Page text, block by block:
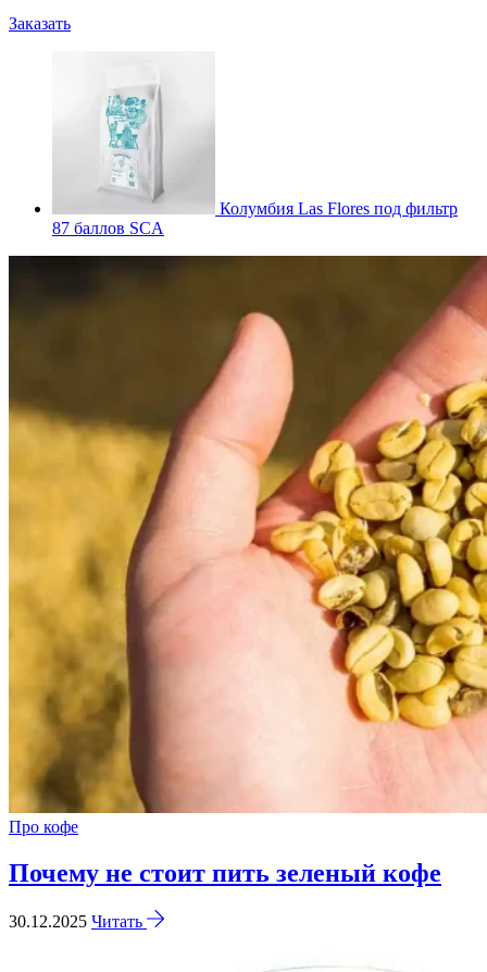
Заказать
Колумбия Las Flores под фильтр
87 баллов SCA
Про кофе
Почему не стоит пить зеленый кофе
30.12.2025 Читать